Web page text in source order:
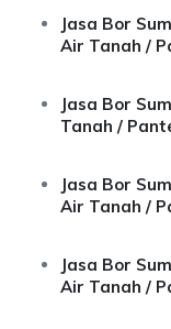
Jasa Bor
Air Tanah /
Jasa Bor
Tanah /
Jasa Bor
Air Tanah /
Jasa Bor
Air Tanah /